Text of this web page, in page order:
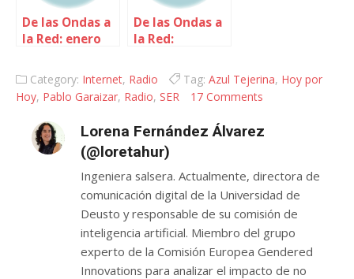
De las Ondas a
la Red: enero
De las Ondas a
la Red:
Category: Internet, Radio Tag: Azul Tejerina, Hoy por
Hoy, Pablo Garaizar, Radio, SER 17 Comments
Lorena Fernández Álvarez
(@loretahur)
Ingeniera salsera. Actualmente, directora de
comunicación digital de la Universidad de
Deusto y responsable de su comisión de
inteligencia artificial. Miembro del grupo
experto de la Comisión Europea Gendered
Innovations para analizar el impacto de no